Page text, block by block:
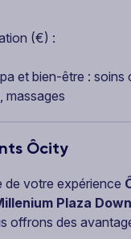
(€) :
et bien-être : soins
massages
Ôcity
de votre expérience
Plaza
offrons des